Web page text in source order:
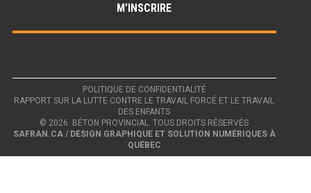
POLITIQUE DE CONFIDENTIALITÉ
RAPPORT SUR LA LUTTE CONTRE LE TRAVAIL FORCÉ ET LE TRAVAIL
DES ENFANTS
© 2026. BÉTON PROVINCIAL. TOUS DROITS RÉSERVÉS
SAFRAN.CA / DESIGN GRAPHIQUE ET SOLUTION NUMÉRIQUES À
QUÉBEC